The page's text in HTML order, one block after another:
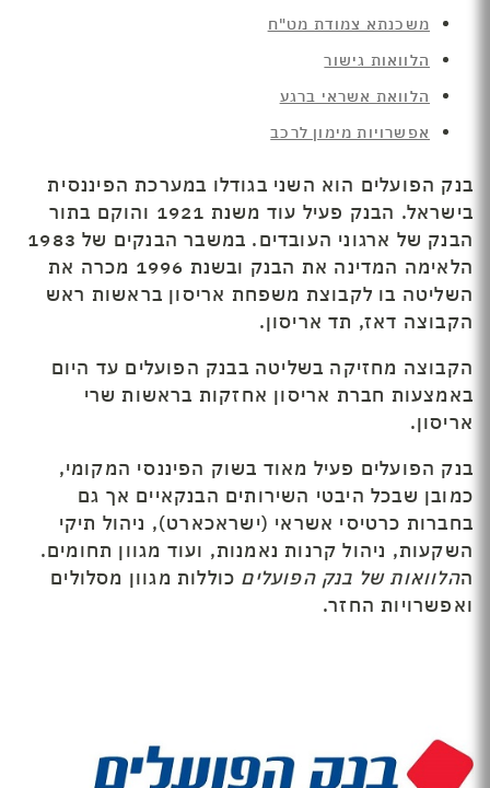
משכנתא צמודת מט"ח
הלוואות גישור
הלוואת אשראי ברגע
אפשרויות מימון לרכב
בנק הפועלים הוא השני בגודלו במערכת הפיננסית
בישראל. הבנק פעיל עוד משנת 1921 והוקם בתור
הבנק של ארגוני העובדים. במשבר הבנקים של 1983
הלאימה המדינה את הבנק ובשנת 1996 מכרה את
השליטה בו לקבוצת משפחת אריסון בראשות ראש
הקבוצה דאז, תד אריסון.
הקבוצה מחזיקה בשליטה בבנק הפועלים עד היום
באמצעות חברת אריסון אחזקות בראשות שרי
אריסון.
בנק הפועלים פעיל מאוד בשוק הפיננסי המקומי,
כמובן שבכל היבטי השירותים הבנקאיים אך גם
בחברות כרטיסי אשראי (ישראכארט), ניהול תיקי
השקעות, ניהול קרנות נאמנות, ועוד מגוון תחומים.
ההלוואות של בנק הפועלים כוללות מגוון מסלולים
ואפשרויות החזר.